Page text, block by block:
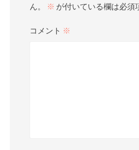
ん。
※ が付いている欄は必須
コメント ※